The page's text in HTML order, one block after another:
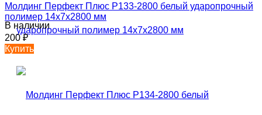
Молдинг Перфект Плюс P133-2800 белый ударопрочный
полимер 14х7х2800 мм
В наличии
200₽
Купить